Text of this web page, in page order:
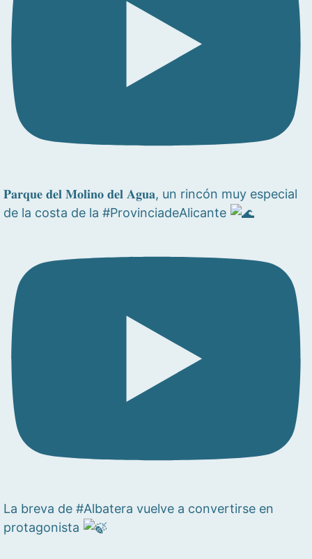
𝐏𝐚𝐫𝐪𝐮𝐞 𝐝𝐞𝐥 𝐌𝐨𝐥𝐢𝐧𝐨 𝐝𝐞𝐥 𝐀𝐠𝐮𝐚, un rincón muy especial
de la costa de la #ProvinciadeAlicante
La breva de #Albatera vuelve a convertirse en
protagonista